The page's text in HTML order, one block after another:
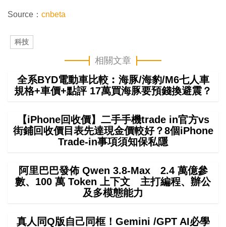
Source： cnbeta
科技
相關文章
全系BYD電動車比較︰海豚/海豹/M6七人車
規格+車價+點評 17萬買海豚要預錢換避震？
【iPhone回收價】二手手機trade in官方vs
街鋪回收價目表先達現金價較好？8個iPhone
Trade-in事項須知保私隱
阿里巴巴發佈 Qwen 3.8-Max 2.4 萬億參
數、100 萬 Token 上下文 主打編程、辦公
及多模態能力
真人同Q版自己同框！Gemini /GPT AI必學